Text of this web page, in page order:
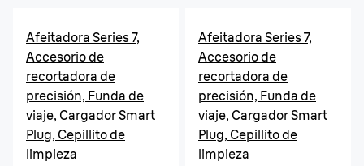
Afeitadora Series 7,
Accesorio de
recortadora de
precisión, Funda de
viaje, Cargador Smart
Plug, Cepillito de
limpieza
Afeitadora Series 7,
Accesorio de
recortadora de
precisión, Funda de
viaje, Cargador Smart
Plug, Cepillito de
limpieza